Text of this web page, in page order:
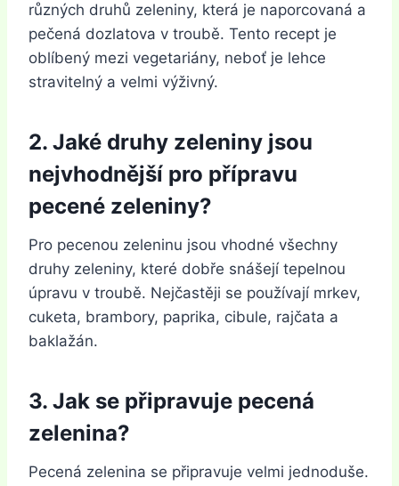
různých druhů zeleniny, která je naporcovaná a
pečená dozlatova v troubě. Tento recept je
oblíbený mezi vegetariány, neboť je lehce
stravitelný a velmi výživný.
2. Jaké druhy zeleniny jsou
nejvhodnější pro přípravu
pecené zeleniny?
Pro pecenou zeleninu jsou vhodné všechny
druhy zeleniny, které dobře snášejí tepelnou
úpravu v troubě. Nejčastěji se používají mrkev,
cuketa, brambory, paprika, cibule, rajčata a
baklažán.
3. Jak se připravuje pecená
zelenina?
Pecená zelenina se připravuje velmi jednoduše.